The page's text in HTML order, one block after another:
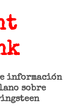
información
sobre